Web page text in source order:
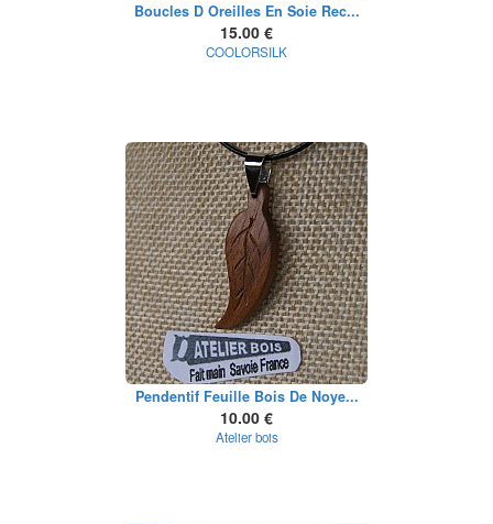
Boucles D Oreilles En Soie Rec...
15.00 €
COOLORSILK
Pendentif Feuille Bois De Noye...
10.00 €
Atelier bois